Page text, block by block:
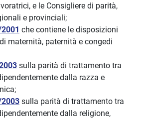
e le Consigliere di parità,
e provinciali;
che contiene le disposizioni
maternità, paternità e congedi
sulla parità di trattamento tra
dalla razza e
2003 sulla parità di trattamento tra
dalla religione,